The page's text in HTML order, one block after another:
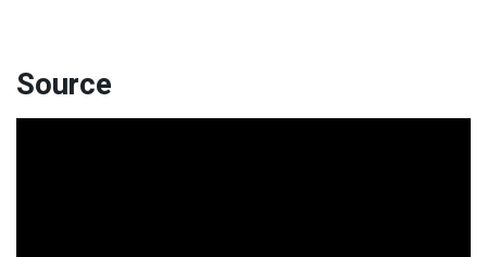
Source